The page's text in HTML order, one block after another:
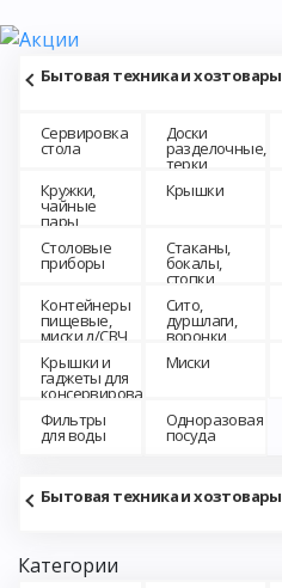
Бытовая техника и хозтовары
Сервировка
стола
Доски
разделочные,
терки
Кружки,
чайные
пары,
сервизы
Крышки
Столовые
приборы
Стаканы,
бокалы,
стопки,
Контейнеры
пищевые,
миски д/СВЧ,
СВЧ
Сито,
дуршлаги,
воронки
Крышки и
гаджеты для
консервирования
Миски
Фильтры
для воды
Одноразовая
посуда
Бытовая техника и хозтовары
Категории